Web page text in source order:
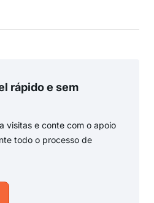
rápido e sem
visitas e conte com o apoio
todo o processo de